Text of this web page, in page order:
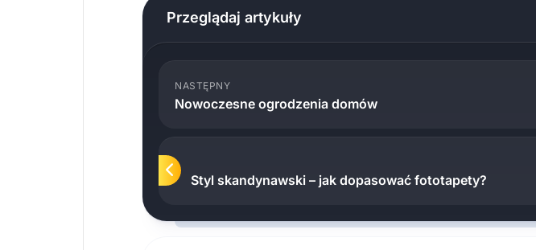
Przeglądaj artykuły
NASTĘPNY
Nowoczesne ogrodzenia domów
Styl skandynawski – jak dopasować fototapety?